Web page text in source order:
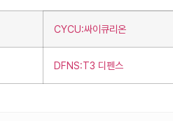
CYCU:싸이큐리온
DFNS:T3 디펜스